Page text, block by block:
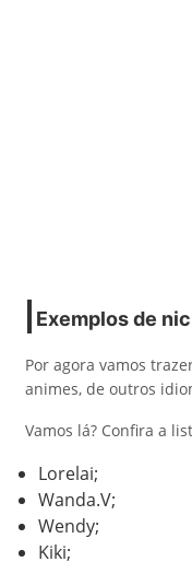
Exemplos de
Por agora vamos
animes, de outros
Vamos lá? Confira a
Lorelai;
Wanda.V;
Wendy;
Kiki;